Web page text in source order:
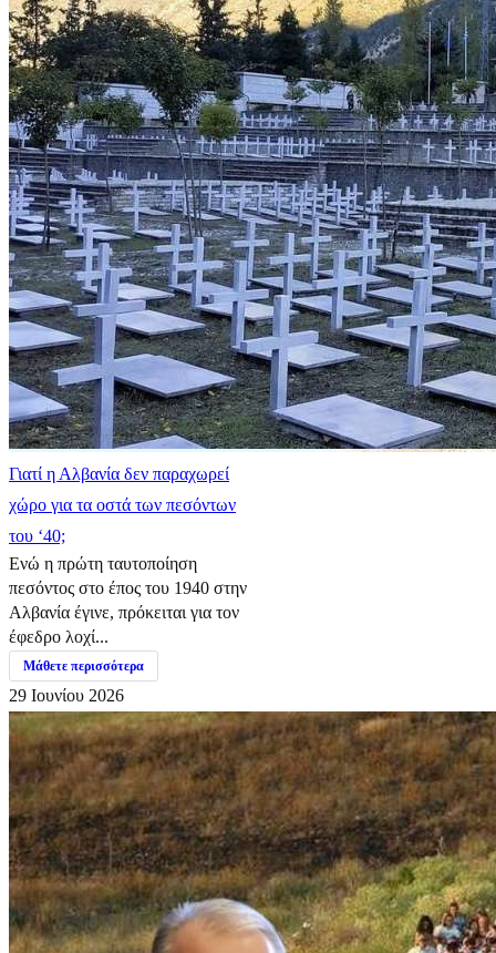
Γιατί η Αλβανία δεν παραχωρεί
χώρο για τα οστά των πεσόντων
του ‘40;
Ενώ η πρώτη ταυτοποίηση
πεσόντος στο έπος του 1940 στην
Αλβανία έγινε, πρόκειται για τον
έφεδρο λοχί...
Μάθετε περισσότερα
29 Ιουνίου 2026